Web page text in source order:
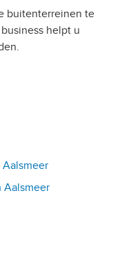
buitenterreinen te
helpt u
Aalsmeer